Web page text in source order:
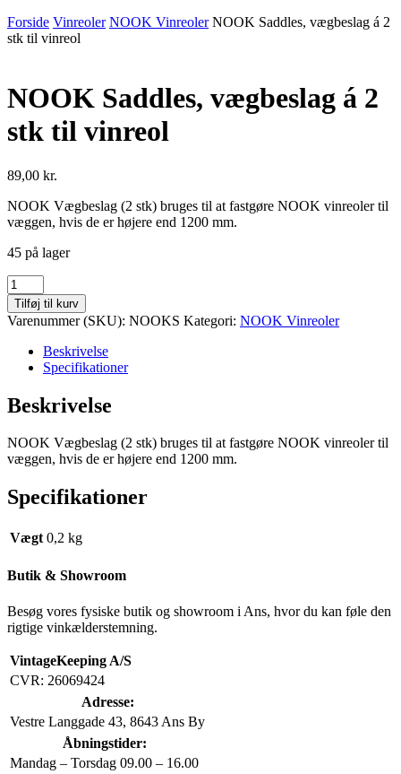
Forside Vinreoler NOOK Vinreoler NOOK Saddles, vægbeslag á 2
stk til vinreol
NOOK Saddles, vægbeslag á 2
stk til vinreol
89,00 kr.
NOOK Vægbeslag (2 stk) bruges til at fastgøre NOOK vinreoler til
væggen, hvis de er højere end 1200 mm.
45 på lager
NOOK
Saddles,
vægbeslag
á
vinreol
antal
Tilføj til kurv
Varenummer (SKU): NOOKS Kategori: NOOK Vinreoler
Beskrivelse
Specifikationer
Beskrivelse
NOOK Vægbeslag (2 stk) bruges til at fastgøre NOOK vinreoler til
væggen, hvis de er højere end 1200 mm.
Specifikationer
Vægt 0,2 kg
Butik & Showroom
Besøg vores fysiske butik og showroom i Ans, hvor du kan føle den
rigtige vinkælderstemning.
VintageKeeping A/S
CVR: 26069424
Adresse:
Vestre Langgade 43, 8643 Ans By
Åbningstider:
Mandag – Torsdag 09.00 – 16.00